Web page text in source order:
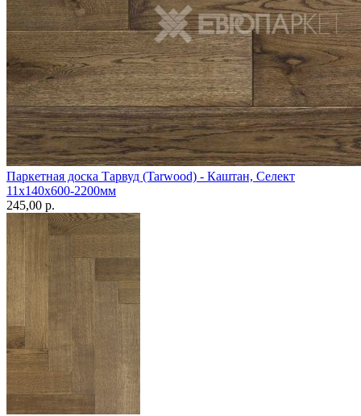
Паркетная доска Тарвуд (Tarwood) - Каштан, Селект
11х140х600-2200мм
245,00 p.